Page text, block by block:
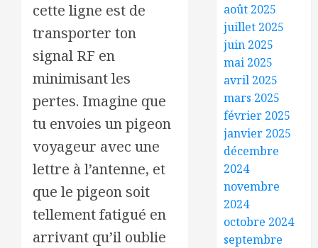
cette ligne est de
transporter ton
signal RF en
minimisant les
pertes. Imagine que
tu envoies un pigeon
voyageur avec une
lettre à l’antenne, et
que le pigeon soit
tellement fatigué en
arrivant qu’il oublie
août 2025
juillet 2025
juin 2025
mai 2025
avril 2025
mars 2025
février 2025
janvier 2025
décembre
2024
novembre
2024
octobre 2024
septembre